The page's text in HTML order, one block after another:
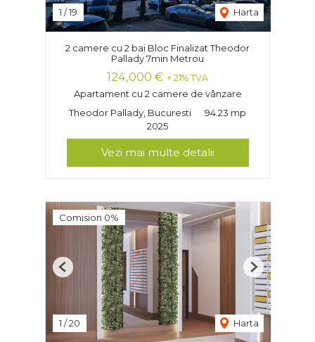
1 /19 Harta
2 camere cu 2 bai Bloc Finalizat Theodor
Pallady 7min Metrou
124,000 € + 21% TVA
Apartament cu 2 camere de vânzare
Theodor Pallady, Bucuresti
94.23 mp
2025
Vezi mai multe detalii
Comision 0%
1 /20 Harta
Previous Next